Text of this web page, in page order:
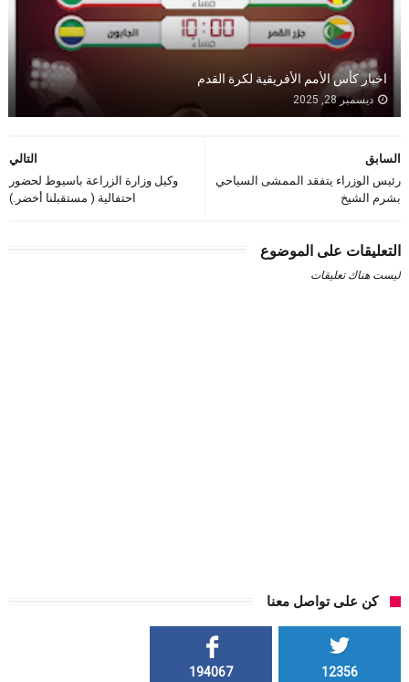
اخبار كأس الأمم الأفريقية لكرة القدم
ديسمبر 28, 2025
التالي
وكيل وزارة الزراعة باسيوط لحضور
احتفالية ( مستقبلنا أخضر.)
السابق
رئيس الوزراء يتفقد الممشى السياحي
بشرم الشيخ
التعليقات على الموضوع
ليست هناك تعليقات
كن على تواصل معنا
12356
194067